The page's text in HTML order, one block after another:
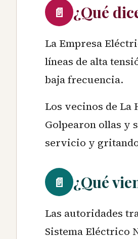
📄 ¿Qué
La Empresa
líneas de alta
baja frecuencia.
Los vecinos de La
Golpearon ollas y
servicio y
📄 ¿Qué
Las autoridades
Sistema Eléctrico